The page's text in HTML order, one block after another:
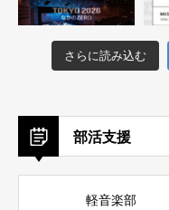
さらに読み込む
部活支援
軽音楽部